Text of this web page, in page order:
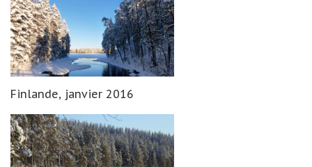
Finlande, janvier 2016